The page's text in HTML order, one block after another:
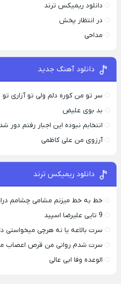
دانلود ریمیکس ترند
در انتظار پخش
مداحی
دانلود آهنگ جدید
سر تو من کوره دلم ولی تو آزاری
بد بوی علیض
انتخابم نبوده این اجبار رفتم دور
آرزوی من علی کاظمی
دانلود ریمیکس ترند
خط به خط میزنم مشامی چشامم
9 تایی علیرضا اسپید
سرت بالاعه یا نه هرچی میخواستی
سرت شدم روانی من قرص اعصاب
الوعده وفا ابی عالی